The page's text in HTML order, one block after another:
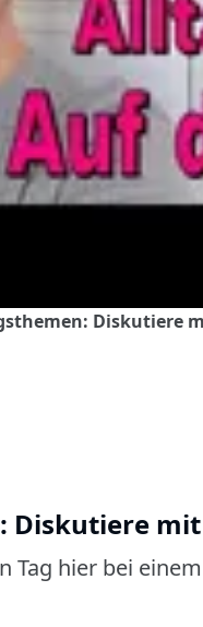
Diskutiere
Diskutiere
Tag hier bei